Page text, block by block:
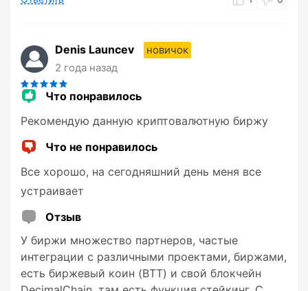
Denis Launcev
новичок
2 года назад
Что понравилось
Рекомендую данную криптовалютную биржу
Что не понравилось
Все хорошо, на сегодняшний день меня все
устраивает
Отзыв
У биржи множество партнеров, частые
интеграции с различными проектами, биржами,
есть биржевый коин (BTT) и свой блокчейн